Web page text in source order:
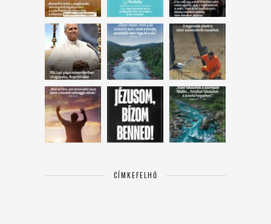
CÍMKEFELHŐ